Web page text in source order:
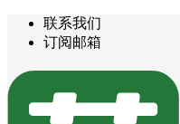
联系我们
订阅邮箱